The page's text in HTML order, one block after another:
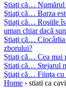
Ştiaţi că… Numărul
Ştiaţi că… Barza
Știați că… Roşiile
uman chiar dacă
Ştiaţi că… Ciocârlia
zborului?
Știaţi că… Cea mai
Ştiaţi că… Stejarul
Ştiaţi că… Fiinţa cu
Home › stiati ca